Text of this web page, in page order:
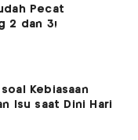
Pecat
2 dan 3!
Kebiasaan
Isu saat Dini Hari